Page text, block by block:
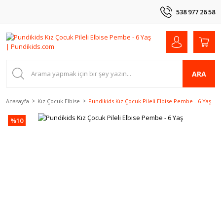
538 977 26 58
ARA
Anasayfa Kız Çocuk Elbise Pundikids Kız Çocuk Pileli Elbise Pembe - 6 Yaş
%10